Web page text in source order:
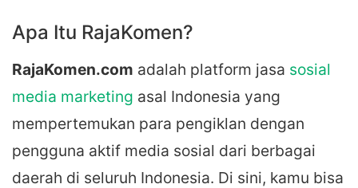
Apa Itu RajaKomen?
RajaKomen.com adalah platform jasa sosial
media marketing asal Indonesia yang
mempertemukan para pengiklan dengan
pengguna aktif media sosial dari berbagai
daerah di seluruh Indonesia. Di sini, kamu bisa